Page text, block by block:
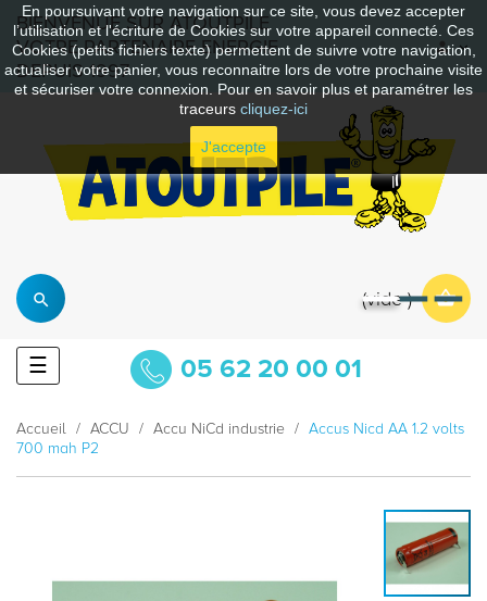
En poursuivant votre navigation sur ce site, vous devez accepter
l’utilisation et l'écriture de Cookies sur votre appareil connecté. Ces
Cookies (petits fichiers texte) permettent de suivre votre navigation,
actualiser votre panier, vous reconnaitre lors de votre prochaine visite
et sécuriser votre connexion. Pour en savoir plus et paramétrer les
traceurs cliquez-ici
J'accepte
BIENVENUE SUR ATOUTPILE
VOTRE PARTENAIRE ENERGIE
DEPUIS 1997
vide
Basculer
la
☰ 05 62 20 00 01
Accueil ACCU Accu NiCd industrie
Accus Nicd AA 1.2 volts
700 mah P2